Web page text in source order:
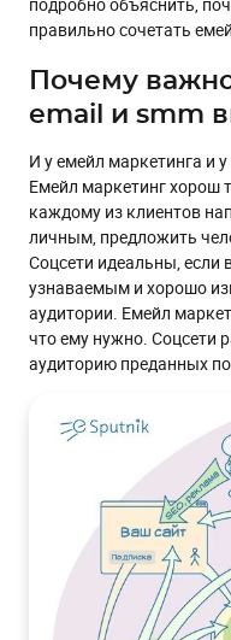
Анонсируйте
Добавьте в письмо
Отправьте
...или даже письмо
правильно сочетать
Почему
email и smm
И у емейл маркетинга и
Емейл маркетинг хорош
каждому из клиентов
личным, предложить
Соцсети идеальны, если
узнаваемым и хорошо
аудитории. Емейл
что ему нужно. Соцсети
аудиторию преданных